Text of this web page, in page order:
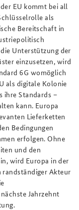
EU kommt bei all
als
Bereitschaft in
Unterstützung der
einzusetzen, wird
6G womöglich
als digitale Kolonie
ihre Standards –
kann. Europa
Lieferketten
Bedingungen
erfolgen. Ohne
und den
wird Europa in der
Akteur
Jahrzehnt